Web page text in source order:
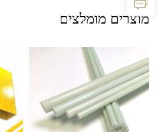
מוצרים מומלצים